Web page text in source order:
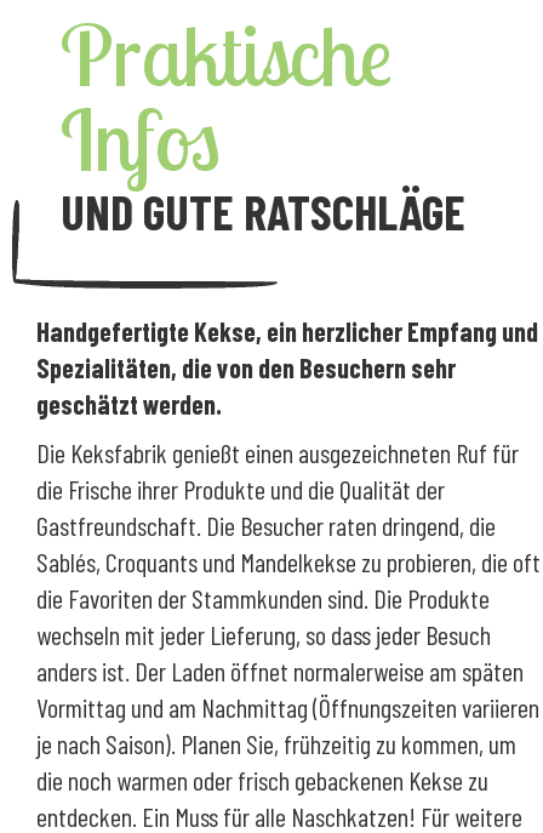
Praktische
Infos
UND GUTE RATSCHLÄGE
Handgefertigte Kekse, ein herzlicher Empfang und
Spezialitäten, die von den Besuchern sehr
geschätzt werden.
Die Keksfabrik genießt einen ausgezeichneten Ruf für
die Frische ihrer Produkte und die Qualität der
Gastfreundschaft. Die Besucher raten dringend, die
Sablés, Croquants und Mandelkekse zu probieren, die oft
die Favoriten der Stammkunden sind. Die Produkte
wechseln mit jeder Lieferung, so dass jeder Besuch
anders ist. Der Laden öffnet normalerweise am späten
Vormittag und am Nachmittag (Öffnungszeiten variieren
je nach Saison). Planen Sie, frühzeitig zu kommen, um
die noch warmen oder frisch gebackenen Kekse zu
entdecken. Ein Muss für alle Naschkatzen! Für weitere